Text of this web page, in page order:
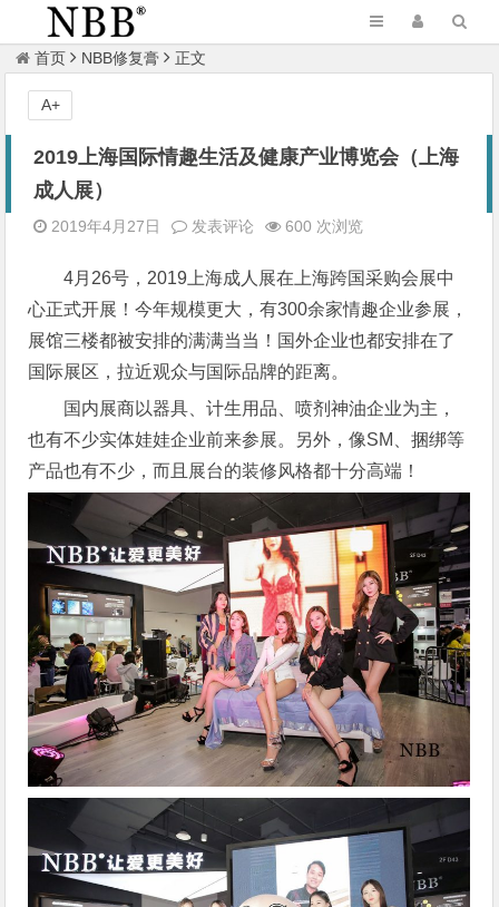
首页 NBB修复膏 正文
2019上海国际情趣生活及健康产业博览会（上海
成人展）
2019年4月27日 发表评论 600 次浏览
4月26号，2019上海成人展在上海跨国采购会展中
心正式开展！今年规模更大，有300余家情趣企业参展，
展馆三楼都被安排的满满当当！国外企业也都安排在了
国际展区，拉近观众与国际品牌的距离。
国内展商以器具、计生用品、喷剂神油企业为主，
也有不少实体娃娃企业前来参展。另外，像SM、捆绑等
产品也有不少，而且展台的装修风格都十分高端！
A+